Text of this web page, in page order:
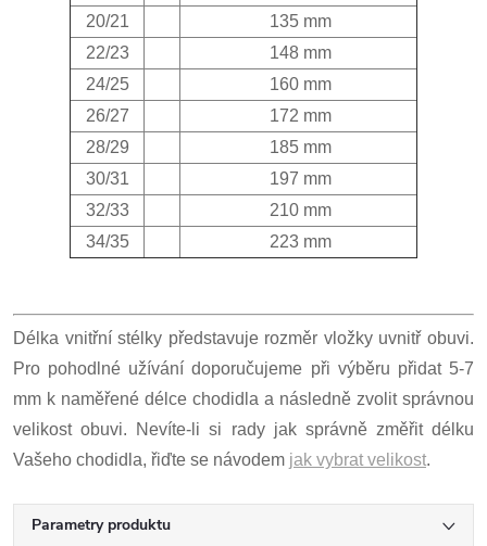
20/21
135 mm
22/23
148 mm
24/25
160 mm
26/27
172 mm
28/29
185 mm
30/31
197 mm
32/33
210 mm
34/35
223 mm
Délka vnitřní stélky představuje rozměr vložky uvnitř obuvi.
Pro pohodlné užívání doporučujeme při výběru přidat 5-7
mm k naměřené délce chodidla a následně zvolit správnou
velikost obuvi. Nevíte-li si rady jak správně změřit délku
Vašeho chodidla, řiďte se návodem jak vybrat velikost.
Parametry produktu